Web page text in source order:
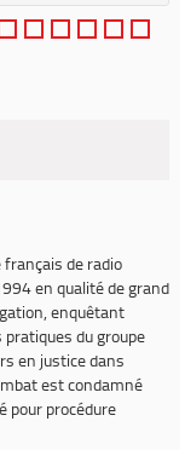
de radio
en qualité de grand
enquêtant
du groupe
en justice dans
est condamné
pour procédure